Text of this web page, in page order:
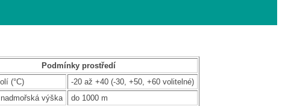
Podmínky prostředí
(°C)
-20 až +40 (-30, +50, +60 volitelné)
výška
do 1000 m